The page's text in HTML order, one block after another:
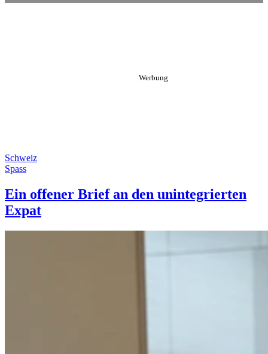
Schweiz
Spass
Ein offener Brief an den unintegrierten
Expat